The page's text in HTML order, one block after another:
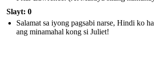
Slayt: 0
Salamat sa iyong pagsabi narse, Hindi ko
ang minamahal kong si Juliet!